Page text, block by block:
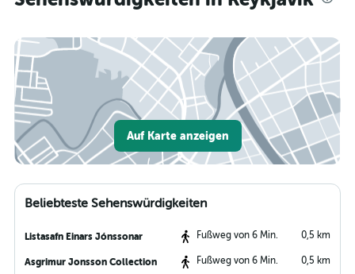
Auf Karte anzeigen
Beliebteste Sehenswürdigkeiten
Listasafn Einars Jónssonar Fußweg von 6 Min. 0,5 km
Asgrimur Jonsson Collection Fußweg von 6 Min. 0,5 km